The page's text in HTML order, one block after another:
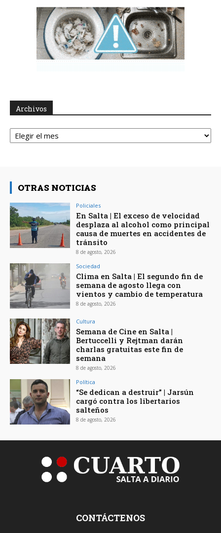
Archivos
Archivos
OTRAS NOTICIAS
Policiales
En Salta | El exceso de velocidad
desplaza al alcohol como principal
causa de muertes en accidentes de
tránsito
8 de agosto, 2026
Sociedad
Clima en Salta | El segundo fin de
semana de agosto llega con
vientos y cambio de temperatura
8 de agosto, 2026
Cultura
Semana de Cine en Salta |
Bertuccelli y Rejtman darán
charlas gratuitas este fin de
semana
8 de agosto, 2026
Política
“Se dedican a destruir” | Jarsún
cargó contra los libertarios
salteños
8 de agosto, 2026
CONTÁCTENOS